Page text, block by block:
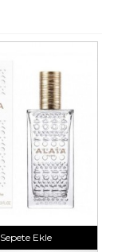
Sepete Ekle